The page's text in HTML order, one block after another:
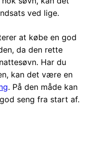
ved lige.
at købe en god
da den rette
Har du
kan det være en
. På den måde kan
seng fra start af.